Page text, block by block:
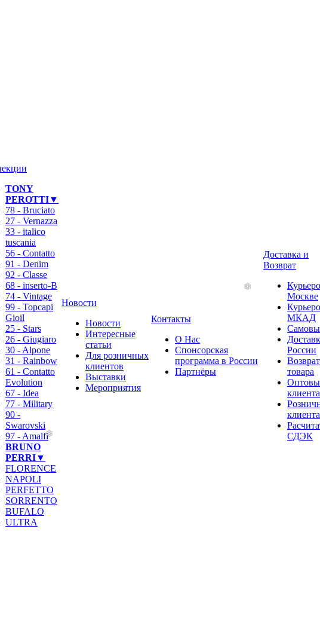
TONY
PEROTTI▼
78 - Bruciato
27 - Vernazza
33 - italico
tuscania
56 - Contatto
91 - Denim
92 - Classe
68 - inserto-B
74 - Vintage
99 - Topcapi
Gioil
25 - Stars
26 - Giugiaro
30 - Alpone
31 - Rainbow
61 - Contatto
Evolution
67 - Idea
77 - Military
90 -
Swarovski
97 - Amalfi
BRUNO
PERRI▼
FLORENCE
NAPOLI
PERFETTO
SORRENTO
BUFALO
ULTRA
Новости
Новости
Интересные
статьи
Для розничных
клиентов
Выставки
Мероприятия
Контакты
О Нас
Спонсорская
программа в России
Партнёры
Доставка и
Возврат
Москве
МКАД
России
Возврат
товара
СДЭК